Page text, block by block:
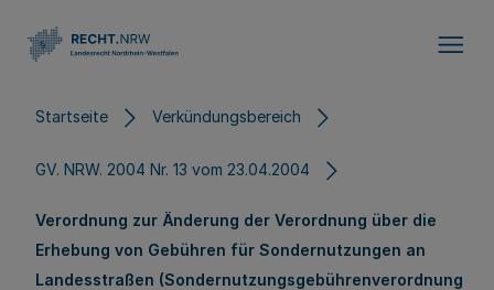
Startseite Verkündungsbereich
GV. NRW. 2004 Nr. 13 vom 23.04.2004
Verordnung zur Änderung der Verordnung über die
Erhebung von Gebühren für Sondernutzungen an
Landesstraßen (Sondernutzungsgebührenverordnung